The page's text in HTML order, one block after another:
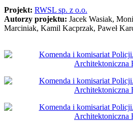
Projekt: RWSL sp. z o.o.
Autorzy projektu: Jacek Wasiak,
Marciniak, Kamil Kacprzak, Paweł